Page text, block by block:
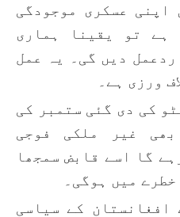
اپنی عسکری موجودگی
ہے تو یقینا ہماری
دیں گی۔ یہ عمل
ورزی ہے۔
کی دی گئی ستمبر کی
غیر ملکی فوجی
گا اسے قابض سمجھا
میں ہوگی۔
افغانستان کے سیاسی